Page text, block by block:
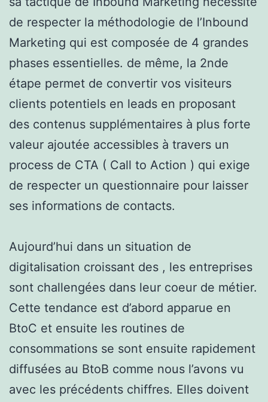
de respecter la méthodologie de l’Inbound
Marketing qui est composée de 4 grandes
phases essentielles. de même, la 2nde
étape permet de convertir vos visiteurs
clients potentiels en leads en proposant
des contenus supplémentaires à plus forte
valeur ajoutée accessibles à travers un
process de CTA ( Call to Action ) qui exige
de respecter un questionnaire pour laisser
ses informations de contacts.
Aujourd’hui dans un situation de
digitalisation croissant des , les entreprises
sont challengées dans leur coeur de métier.
Cette tendance est d’abord apparue en
BtoC et ensuite les routines de
consommations se sont ensuite rapidement
diffusées au BtoB comme nous l’avons vu
avec les précédents chiffres. Elles doivent